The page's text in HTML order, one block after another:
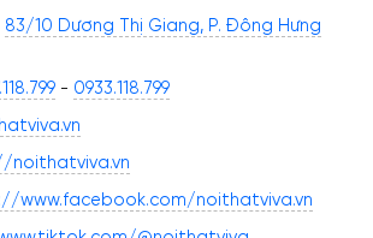
83/10 Dương Thị Giang, P. Đông Hưng
- 0933.118.799
noithatviva.vn
www.facebook.com/noithatviva.vn